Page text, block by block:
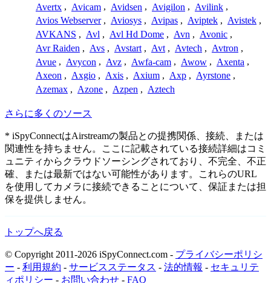
Avertx , Avicam , Avidsen , Avigilon , Avilink ,
Avios Webserver , Aviosys , Avipas , Aviptek , Avistek ,
AVKANS , Avl , Avl Hd Dome , Avn , Avonic ,
Avr Raiden , Avs , Avstart , Avt , Avtech , Avtron ,
Avue , Avycon , Avz , Awfa-cam , Awow , Axenta ,
Axeon , Axgio , Axis , Axium , Axp , Ayrstone ,
Azemax , Azone , Azpen , Aztech
さらに多くのソース
* iSpyConnectはAirstreamの製品との提携関係、接続、または
関連性を持ちません。ここに記載されている接続詳細はコミ
ュニティからクラウドソーシングされており、不完全、不正
確、または最新ではない可能性があります。これらのURL
を使用してカメラに接続できることについて、保証または担
保を提供しません。
トップへ戻る
© Copyright 2011-2026 iSpyConnect.com - プライバシーポリシ
ー - 利用規約 - サービスステータス - 法的情報 - セキュリテ
ィポリシー - お問い合わせ - FAQ